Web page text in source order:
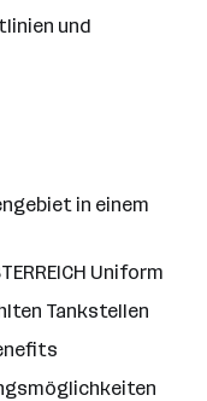
und
in einem
Uniform
Tankstellen